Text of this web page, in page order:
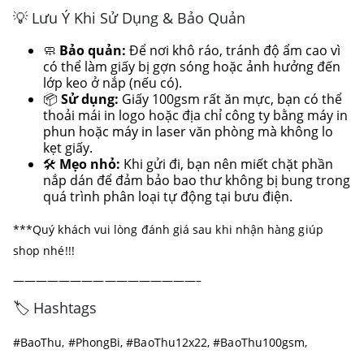
💡 Lưu Ý Khi Sử Dụng & Bảo Quản
🧼 Bảo quản: Để nơi khô ráo, tránh độ ẩm cao vì
có thể làm giấy bị gợn sóng hoặc ảnh hưởng đến
lớp keo ở nắp (nếu có).
📦 Sử dụng: Giấy 100gsm rất ăn mực, bạn có thể
thoải mái in logo hoặc địa chỉ công ty bằng máy in
phun hoặc máy in laser văn phòng mà không lo
kẹt giấy.
🛠️ Mẹo nhỏ: Khi gửi đi, bạn nên miết chặt phần
nắp dán để đảm bảo bao thư không bị bung trong
quá trình phân loại tự động tại bưu điện.
***Quý khách vui lòng đánh giá sau khi nhận hàng giúp
shop nhé!!!
————————————————–
🏷️ Hashtags
#BaoThu, #PhongBi, #BaoThu12x22, #BaoThu100gsm,